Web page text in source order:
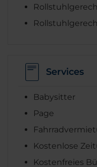
Services
Babysitter
Page
Kostenlose
Kostenfreies